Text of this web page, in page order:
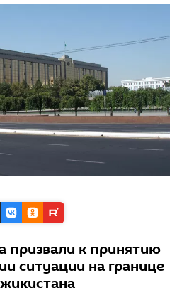
призвали к принятию
ситуации на границе